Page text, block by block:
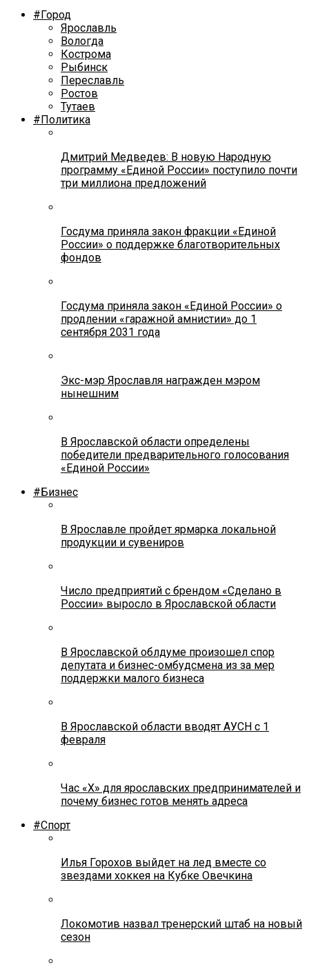
#Город
Ярославль
Вологда
Кострома
Рыбинск
Переславль
Ростов
Тутаев
#Политика
Дмитрий Медведев: В новую Народную
программу «Единой России» поступило почти
три миллиона предложений
Госдума приняла закон фракции «Единой
России» о поддержке благотворительных
фондов
Госдума приняла закон «Единой России» о
продлении «гаражной амнистии» до 1
сентября 2031 года
Экс-мэр Ярославля награжден мэром
нынешним
В Ярославской области определены
победители предварительного голосования
«Единой России»
#Бизнес
В Ярославле пройдет ярмарка локальной
продукции и сувениров
Число предприятий с брендом «Сделано в
России» выросло в Ярославской области
В Ярославской облдуме произошел спор
депутата и бизнес-омбудсмена из за мер
поддержки малого бизнеса
В Ярославской области вводят АУСН с 1
февраля
Час «Х» для ярославских предпринимателей и
почему бизнес готов менять адреса
#Спорт
Илья Горохов выйдет на лед вместе со
звездами хоккея на Кубке Овечкина
Локомотив назвал тренерский штаб на новый
сезон